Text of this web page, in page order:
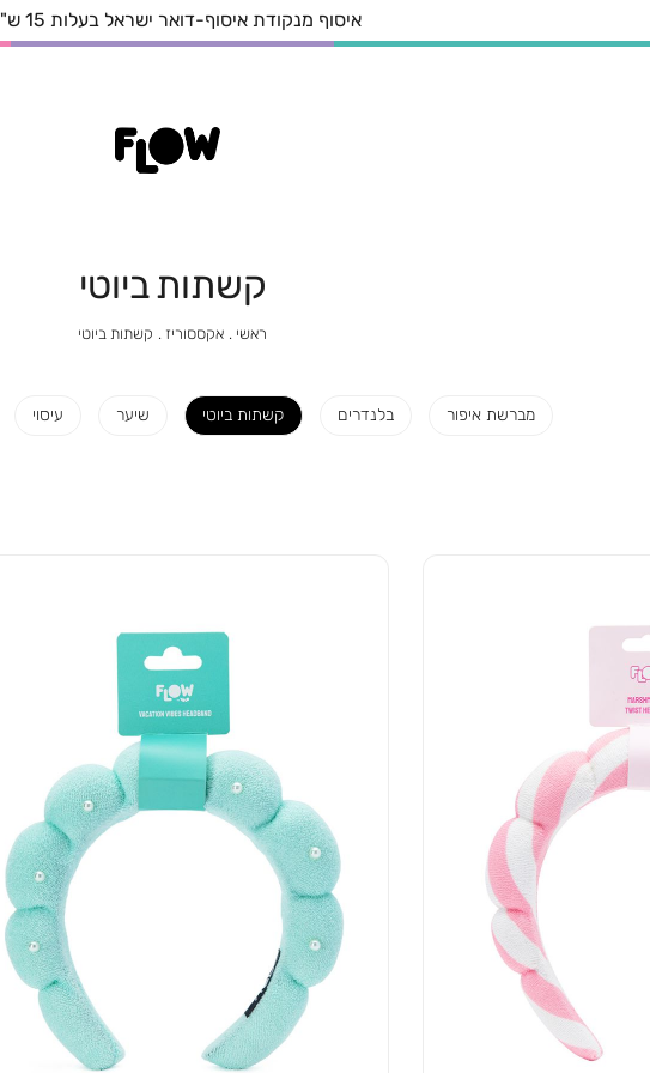
איסוף מנקודת איסוף-דואר ישראל בעלות 15 ש"ח!
קשתות ביוטי
ראשי ראשי
אקססוריז אקססוריז
קשתות ביוטי
מברשת איפור בלנדרים קשתות ביוטי שיער עיסוי